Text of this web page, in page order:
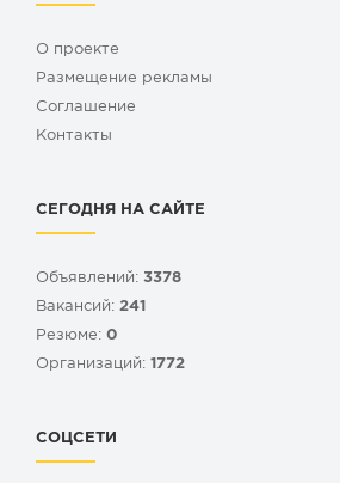
О проекте
Размещение рекламы
Cоглашение
Контакты
СЕГОДНЯ НА САЙТЕ
Объявлений: 3378
Вакансий: 241
Резюме: 0
Организаций: 1772
СОЦСЕТИ